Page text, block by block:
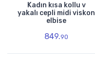
Kadın kısa kollu v
yakalı cepli midi viskon
elbise
849.90